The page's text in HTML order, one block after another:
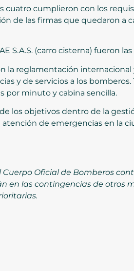
cuatro cumplieron con los
de las firmas que quedaron
S.A.S. (carro cisterna) fueron
la reglamentación
y de servicios a los
por minuto y cabina sencilla.
los objetivos dentro de la
de emergencias en la
Cuerpo Oficial de Bomberos
en las contingencias de otros